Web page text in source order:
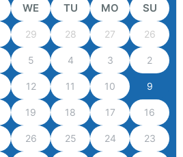
SU
MO
TU
WE
26
27
28
29
2
3
4
5
9
10
11
12
16
17
18
19
23
24
25
26